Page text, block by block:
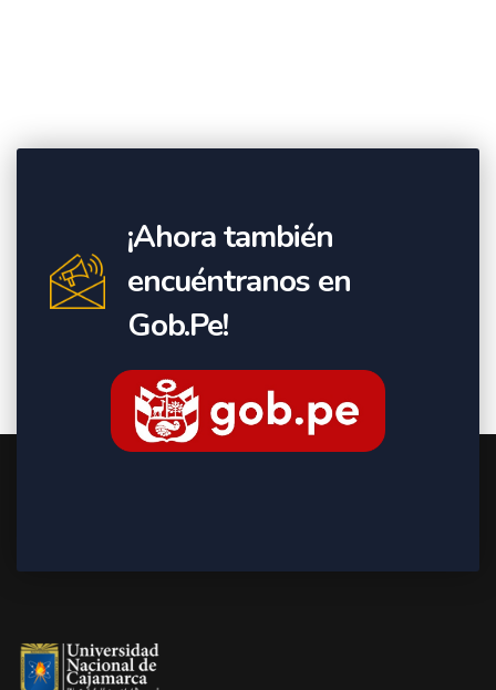
¡Ahora también
encuéntranos en
Gob.Pe!